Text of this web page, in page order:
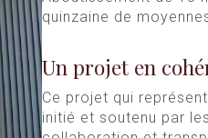
quinzaine de
Un projet en
Ce projet qui
initié et soutenu par